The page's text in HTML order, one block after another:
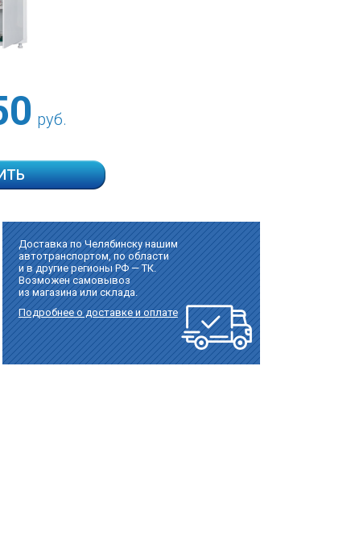
руб.
Доставка по Челябинску нашим
автотранспортом, по области
и в другие регионы РФ — ТК.
Возможен самовывоз
из магазина или склада.
Подробнее о доставке и оплате